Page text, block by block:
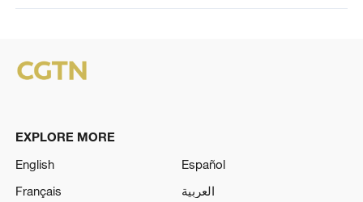
EXPLORE MORE
English
Español
Français
العربية